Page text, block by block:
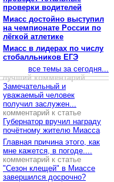
проверки водителей
Миасс достойно выступил
на чемпионате России по
лёгкой атлетике
Миасс в лидерах по числу
стобалльников ЕГЭ
все темы за сегодня...
лучший комментарий
Замечательный и
уважаемый человек
получил заслужен...
комментарий к статье
Губернатор вручил награду
почётному жителю Миасса
Главная причина этого, как
мне кажется, в погоде....
комментарий к статье
"Сезон клещей" в Миассе
завершился досрочно?